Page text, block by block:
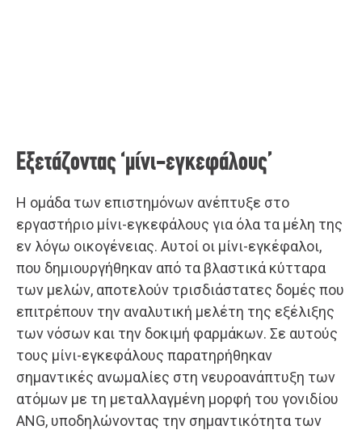
Εξετάζοντας ‘μίνι-εγκεφάλους’
Η ομάδα των επιστημόνων ανέπτυξε στο
εργαστήριο μίνι-εγκεφάλους για όλα τα μέλη της
εν λόγω οικογένειας. Αυτοί οι μίνι-εγκέφαλοι,
που δημιουργήθηκαν από τα βλαστικά κύτταρα
των μελών, αποτελούν τρισδιάστατες δομές που
επιτρέπουν την αναλυτική μελέτη της εξέλιξης
των νόσων και την δοκιμή φαρμάκων. Σε αυτούς
τους μίνι-εγκεφάλους παρατηρήθηκαν
σημαντικές ανωμαλίες στη νευροανάπτυξη των
ατόμων με τη μεταλλαγμένη μορφή του γονιδίου
ANG, υποδηλώνοντας την σημαντικότητα των